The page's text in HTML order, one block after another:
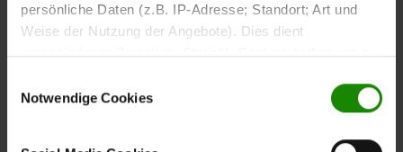
persönliche Daten (z.B. IP-Adresse; Standort; Art und
Weise der Nutzung der Angebote). Dies dient
verschiedenen Zwecken: Statistik Cookies helfen uns zu
nutzen, indem sie Informationen sammeln und sie
anonymisiert für statistische Zwecke auszuwerten.
Marketing Cookies helfen uns, Ihnen personalisierte
Notwendige Cookies
5. Gewinnermittlung, Gewinnbenachrichtigung,
Die Gewinner werden nach Ablauf des jeweiligen
Teilnehmern des jeweiligen Zeitraumes, in welcher sie an